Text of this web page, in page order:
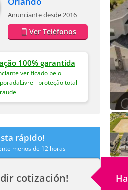
Anunciante desde 2016
Ver Teléfonos
100% garantida
verificado pelo
- proteção total
rápido!
menos de 12 horas
cotización!